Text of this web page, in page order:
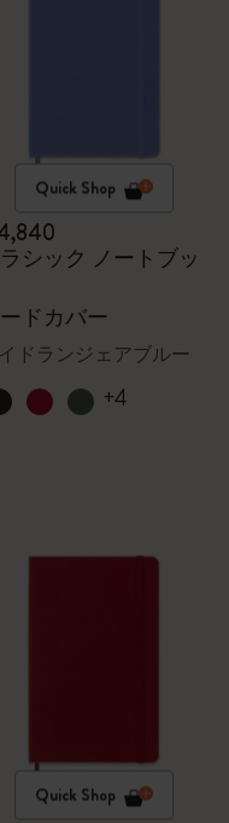
Quick Shop
シック ノートブッ
ドカバー
ドランジェアブルー
+4
Quick Shop